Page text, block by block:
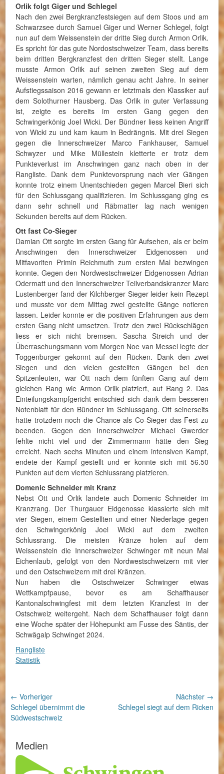
Orlik folgt Giger und Schlegel
Nach den zwei Bergkranzfestsiegen auf dem Stoos und am
Schwarzsee durch Samuel Giger und Werner Schlegel, folgt
nun auf dem Weissenstein der dritte Sieg durch Armon Orlik.
Es spricht für das gute Nordostschweizer Team, dass bereits
beim dritten Bergkranzfest den dritten Sieger stellt. Lange
musste Armon Orlik auf seinen zweiten Sieg auf dem
Weissenstein warten, nämlich genau acht Jahre. In seiner
Aufstiegssaison 2016 gewann er letztmals den Klassiker auf
dem Solothurner Hausberg. Das Orlik in guter Verfassung
ist, zeigte es bereits im ersten Gang gegen den
Schwingerkönig Joel Wicki. Der Bündner liess keinen Angriff
von Wicki zu und kam kaum in Bedrängnis. Mit drei Siegen
gegen die Innerschweizer Marco Fankhauser, Samuel
Schwyzer und Mike Müllestein kletterte er trotz dem
Punkteverlust im Anschwingen ganz nach oben in der
Rangliste. Dank dem Punktevorsprung nach vier Gängen
konnte trotz einem Unentschieden gegen Marcel Bieri sich
für den Schlussgang qualifizieren. Im Schlussgang ging es
dann sehr schnell und Räbmatter lag nach wenigen
Sekunden bereits auf dem Rücken.
Ott fast Co-Sieger
Damian Ott sorgte im ersten Gang für Aufsehen, als er beim
Anschwingen den Innerschweizer Eidgenossen und
Mitfavoriten Primin Reichmuth zum ersten Mal bezwingen
konnte. Gegen den Nordwestschweizer Eidgenossen Adrian
Odermatt und den Innerschweizer Teilverbandskranzer Marc
Lustenberger fand der Kilchberger Sieger leider kein Rezept
und musste vor dem Mittag zwei gestellte Gänge notieren
lassen. Leider konnte er die positiven Erfahrungen aus dem
ersten Gang nicht umsetzen. Trotz den zwei Rückschlägen
liess er sich nicht bremsen. Sascha Streich und der
Überraschungsmann vom Morgen Noe van Messel legte der
Toggenburger gekonnt auf den Rücken. Dank den zwei
Siegen und den vielen gestellten Gängen bei den
Spitzenleuten, war Ott nach dem fünften Gang auf dem
gleichen Rang wie Armon Orlik platziert, auf Rang 2. Das
Einteilungskampfgericht entschied sich dank dem besseren
Notenblatt für den Bündner im Schlussgang. Ott seinerseits
hatte trotzdem noch die Chance als Co-Sieger das Fest zu
beenden. Gegen den Innerschweizer Michael Gwerder
fehlte nicht viel und der Zimmermann hätte den Sieg
erreicht. Nach sechs Minuten und einem intensiven Kampf,
endete der Kampf gestellt und er konnte sich mit 56.50
Punkten auf dem vierten Schlussrang platzieren.
Domenic Schneider mit Kranz
Nebst Ott und Orlik landete auch Domenic Schneider im
Kranzrang. Der Thurgauer Eidgenosse klassierte sich mit
vier Siegen, einem Gestellten und einer Niederlage gegen
den Schwingerkönig Joel Wicki auf dem zweiten
Schlussrang. Die meisten Kränze holen auf dem
Weissenstein die Innerschweizer Schwinger mit neun Mal
Eichenlaub, gefolgt von den Nordwestschweizern mit vier
und den Ostschweizern mit drei Kränzen.
Nun haben die Ostschweizer Schwinger etwas
Wettkampfpause, bevor es am Schaffhauser
Kantonalschwingfest mit dem letzten Kranzfest in der
Ostschweiz weitergeht. Nach dem Schaffhauser folgt dann
eine Woche später der Höhepunkt am Fusse des Säntis, der
Schwägalp Schwinget 2024.
Rangliste
Statistik
Beitragsnavigation
← Vorheriger
Vorheriger
Beitrag:
Schlegel übernimmt die
Südwestschweiz
Nächster →
Nächster
Schlegel siegt auf dem Ricken
Medien